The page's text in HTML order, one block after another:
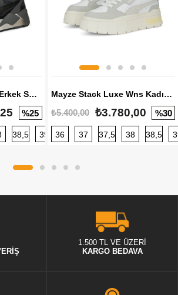
Rs-X Efekt Gradient Erkek Sneaker
%25
38,5 39 40 40,5 41 42 42,5
Mayze Stack Luxe Wns Kadın Sneaker
₺5.400,00 ₺3.780,00 %30
36 37 37,5 38 38,5
1.500 TL VE ÜZERİ
KARGO BEDAVA